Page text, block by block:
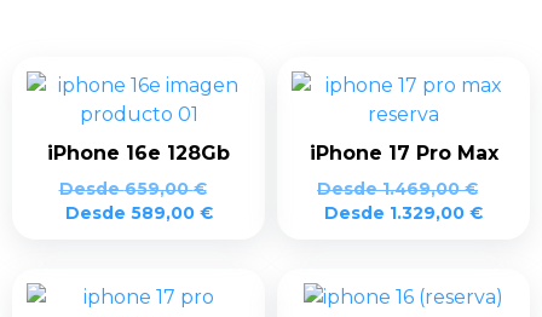
iPhone 16e 128Gb
Desde659,00€
Desde 589,00 €
iPhone 17 Pro Max
Desde1.469,00€
Desde 1.329,00 €